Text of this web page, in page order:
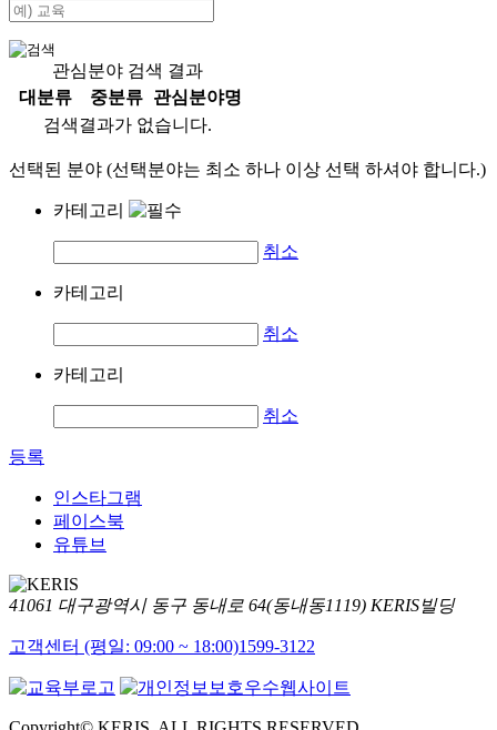
관심분야 검색 결과
대분류
중분류
관심분야명
검색결과가 없습니다.
선택된 분야 (선택분야는 최소 하나 이상 선택 하셔야 합니다.)
카테고리
취소
카테고리
취소
카테고리
취소
등록
인스타그램
페이스북
유튜브
41061 대구광역시 동구 동내로 64(동내동1119) KERIS빌딩
고객센터 (평일: 09:00 ~ 18:00)1599-3122